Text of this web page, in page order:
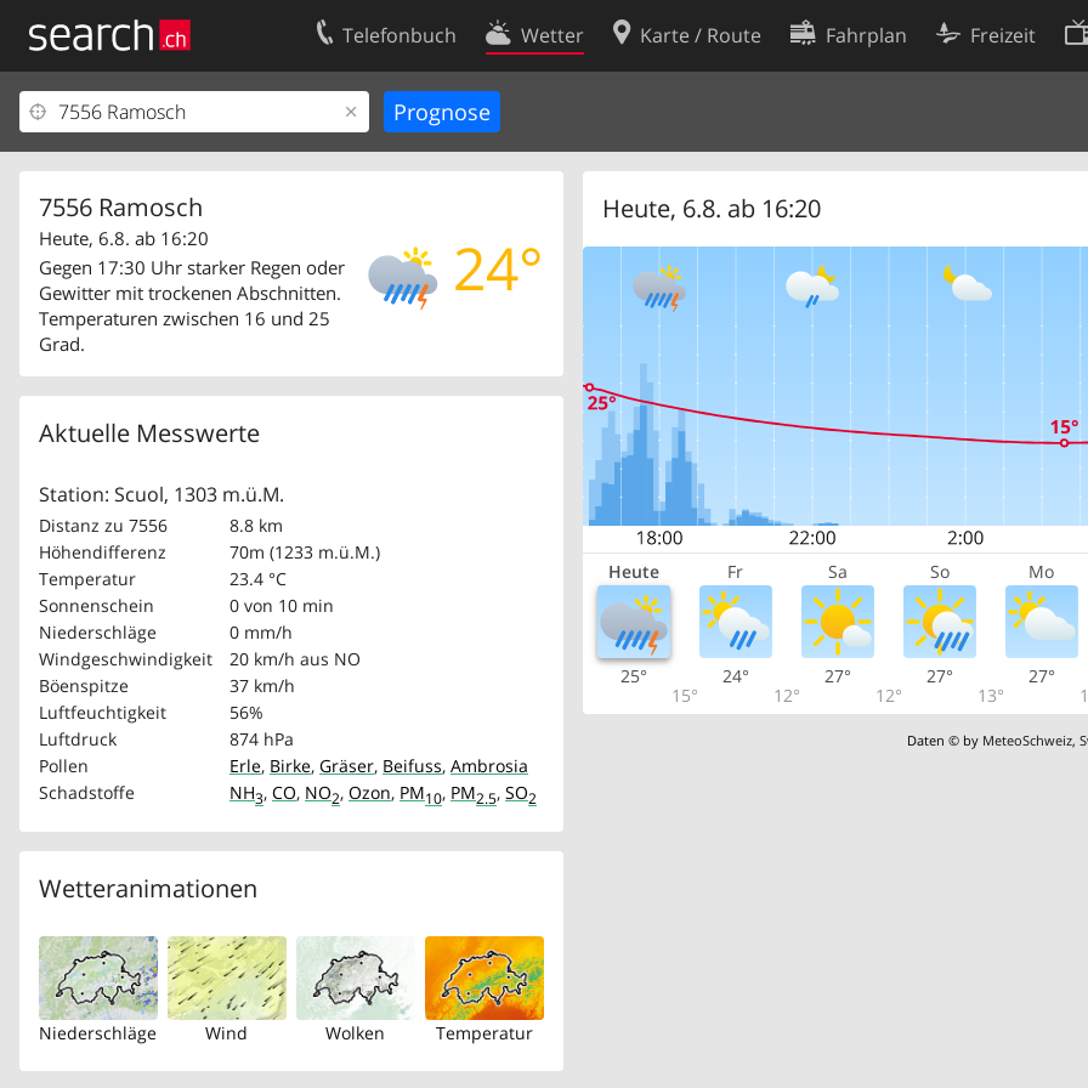
Telefonbuch Wetter Karte / Route Fahrplan Freizeit
7556 Ramosch
24°
Heute, 6.8. ab 16:20
Gegen 17:30 Uhr starker Regen oder
Gewitter mit trockenen Abschnitten.
Temperaturen zwischen 16 und 25
Grad.
Aktuelle Messwerte
Station: Scuol, 1303 m.ü.M.
Distanz zu 7556
8.8 km
Höhendifferenz
70m (1233 m.ü.M.)
Temperatur
23.4 °C
Sonnenschein
0 von 10 min
Niederschläge
0 mm/h
Windgeschwindigkeit
20 km/h aus NO
Böenspitze
37 km/h
Luftfeuchtigkeit
56%
Luftdruck
874 hPa
Pollen
Erle, Birke, Gräser, Beifuss, Ambrosia
Schadstoffe
NH3, CO, NO2, Ozon, PM10, PM2.5, SO2
Wetteranimationen
Niederschläge Wind Wolken Temperatur
Heute, 6.8. ab 16:20
Heute Fr Sa So Mo
25°
15°
24°
12°
27°
12°
27°
13°
27°
Daten © by MeteoSchweiz,
Ihr Eintrag
Kundencenter Geschäftskunden
Kontakt
Nutzungsbedingungen
Cookie-Einstellungen